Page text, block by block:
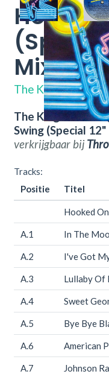
Hooked
(Special
Mix
The Kings Of
The Kings Of
Swing (Special
verkrijgbaar bij
Tracks:
Positie
Titel
Hooked
A.1 In The
A.2 I've Got
A.3 Lullaby Of
A.4 Sweet
A.5 Bye Bye
A.6 American
A.7 Johnson